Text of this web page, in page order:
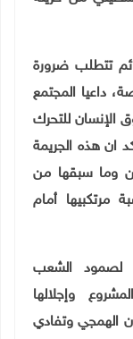
تتطلب ضرورة
داعيا المجتمع
للتحرك
ان هذه الجريمة
وما سبقها من
مرتكبيها أمام
لصمود الشعب
وإجلالها
الهمجي وتفادي